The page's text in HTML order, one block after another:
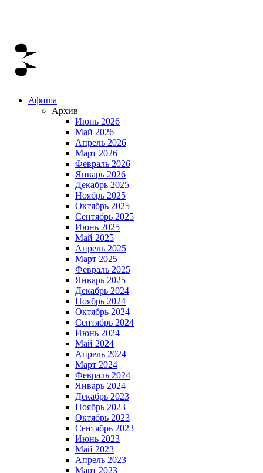
Афиша
Архив
Июнь 2026
Май 2026
Апрель 2026
Март 2026
Февраль 2026
Январь 2026
Декабрь 2025
Ноябрь 2025
Октябрь 2025
Сентябрь 2025
Июнь 2025
Май 2025
Апрель 2025
Март 2025
Февраль 2025
Январь 2025
Декабрь 2024
Ноябрь 2024
Октябрь 2024
Сентябрь 2024
Июнь 2024
Май 2024
Апрель 2024
Март 2024
Февраль 2024
Январь 2024
Декабрь 2023
Ноябрь 2023
Октябрь 2023
Сентябрь 2023
Июнь 2023
Май 2023
Апрель 2023
Март 2023